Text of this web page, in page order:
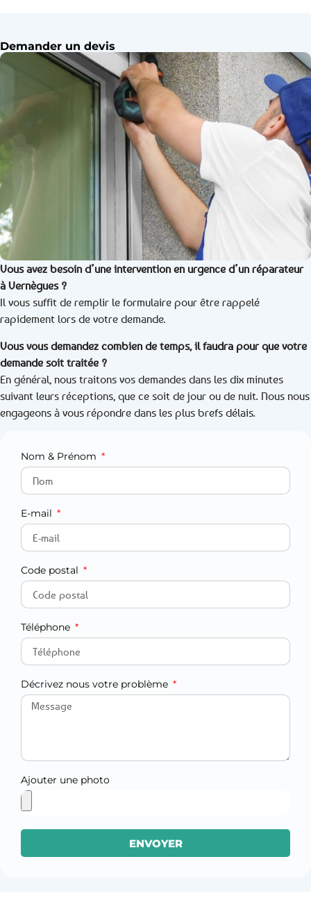
Demander un devis
Vous avez besoin d’une intervention en urgence d’un réparateur
à Vernègues ?
Il vous suffit de remplir le formulaire pour être rappelé
rapidement lors de votre demande.
Vous vous demandez combien de temps, il faudra pour que votre
demande soit traitée ?
En général, nous traitons vos demandes dans les dix minutes
suivant leurs réceptions, que ce soit de jour ou de nuit. Nous nous
engageons à vous répondre dans les plus brefs délais.
Nom & Prénom
E-mail
Code postal
Téléphone
Décrivez nous votre problème
Ajouter une photo
ENVOYER